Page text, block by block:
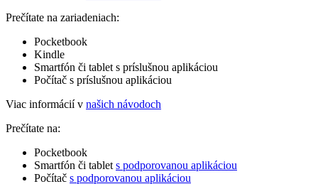
Prečítate na zariadeniach:
Pocketbook
Kindle
Smartfón či tablet s príslušnou aplikáciou
Počítač s príslušnou aplikáciou
Viac informácií v našich návodoch
Prečítate na:
Pocketbook
Smartfón či tablet s podporovanou aplikáciou
Počítač s podporovanou aplikáciou